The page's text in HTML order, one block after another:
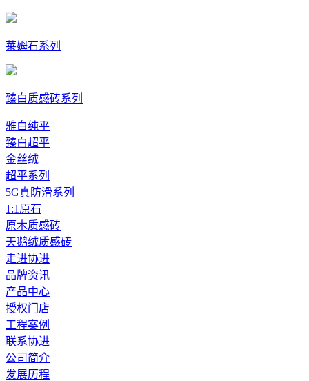
莱姆石系列
臻白质感砖系列
雅白纯平
臻白超平
金丝绒
超平系列
5G真防滑系列
1:1原石
原木质感砖
天鹅绒质感砖
走进协进
品牌资讯
产品中心
授权门店
工程案例
联系协进
公司简介
发展历程